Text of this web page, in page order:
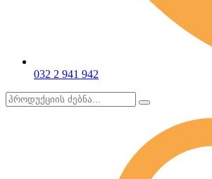
032 2 941 942